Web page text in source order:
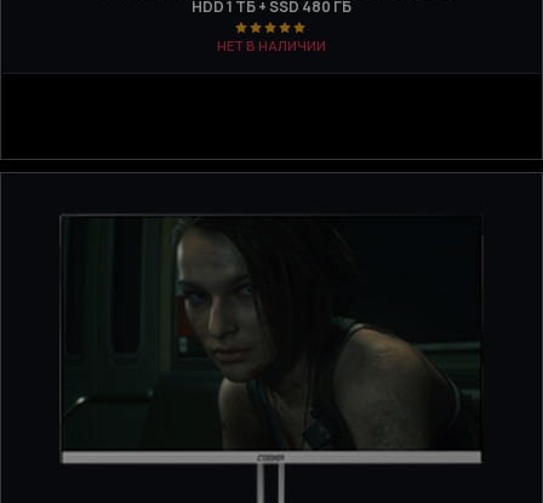
HDD 1 ТБ + SSD 480 ГБ
НЕТ В НАЛИЧИИ